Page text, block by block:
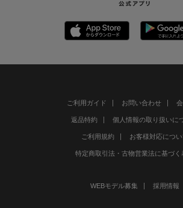
ご利用ガイド お問い合わせ
返品特約 個人情報の取り扱いに
ご利用規約 お客様対応につい
特定商取引法・古物営業法に基づく
WEBモデル募集 採用情報